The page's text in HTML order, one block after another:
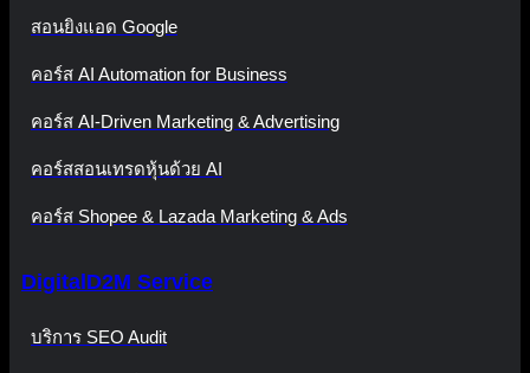
สอนยิงแอด Google
คอร์ส AI Automation for Business
คอร์ส AI-Driven Marketing & Advertising
คอร์สสอนเทรดหุ้นด้วย AI
คอร์ส Shopee & Lazada Marketing & Ads
DigitalD2M Service
บริการ SEO Audit